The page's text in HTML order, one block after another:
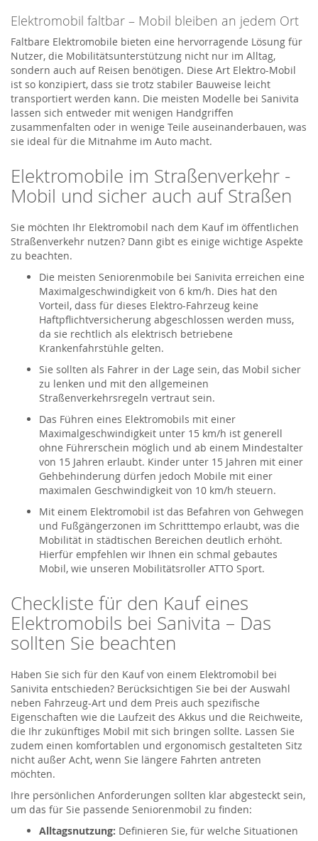
Elektromobil faltbar – Mobil bleiben an jedem Ort
Faltbare Elektromobile bieten eine hervorragende Lösung für
Nutzer, die Mobilitätsunterstützung nicht nur im Alltag,
sondern auch auf Reisen benötigen. Diese Art Elektro-Mobil
ist so konzipiert, dass sie trotz stabiler Bauweise leicht
transportiert werden kann. Die meisten Modelle bei Sanivita
lassen sich entweder mit wenigen Handgriffen
zusammenfalten oder in wenige Teile auseinanderbauen, was
sie ideal für die Mitnahme im Auto macht.
Elektromobile im Straßenverkehr -
Mobil und sicher auch auf Straßen
Sie möchten Ihr Elektromobil nach dem Kauf im öffentlichen
Straßenverkehr nutzen? Dann gibt es einige wichtige Aspekte
zu beachten.
Die meisten Seniorenmobile bei Sanivita erreichen eine
Maximalgeschwindigkeit von 6 km/h. Dies hat den
Vorteil, dass für dieses Elektro-Fahrzeug keine
Haftpflichtversicherung abgeschlossen werden muss,
da sie rechtlich als elektrisch betriebene
Krankenfahrstühle gelten.
Sie sollten als Fahrer in der Lage sein, das Mobil sicher
zu lenken und mit den allgemeinen
Straßenverkehrsregeln vertraut sein.
Das Führen eines Elektromobils mit einer
Maximalgeschwindigkeit unter 15 km/h ist generell
ohne Führerschein möglich und ab einem Mindestalter
von 15 Jahren erlaubt. Kinder unter 15 Jahren mit einer
Gehbehinderung dürfen jedoch Mobile mit einer
maximalen Geschwindigkeit von 10 km/h steuern.
Mit einem Elektromobil ist das Befahren von Gehwegen
und Fußgängerzonen im Schritttempo erlaubt, was die
Mobilität in städtischen Bereichen deutlich erhöht.
Hierfür empfehlen wir Ihnen ein schmal gebautes
Mobil, wie unseren Mobilitätsroller ATTO Sport.
Checkliste für den Kauf eines
Elektromobils bei Sanivita – Das
sollten Sie beachten
Haben Sie sich für den Kauf von einem Elektromobil bei
Sanivita entschieden? Berücksichtigen Sie bei der Auswahl
neben Fahrzeug-Art und dem Preis auch spezifische
Eigenschaften wie die Laufzeit des Akkus und die Reichweite,
die Ihr zukünftiges Mobil mit sich bringen sollte. Lassen Sie
zudem einen komfortablen und ergonomisch gestalteten Sitz
nicht außer Acht, wenn Sie längere Fahrten antreten
möchten.
Ihre persönlichen Anforderungen sollten klar abgesteckt sein,
um das für Sie passende Seniorenmobil zu finden:
Alltagsnutzung: Definieren Sie, für welche Situationen